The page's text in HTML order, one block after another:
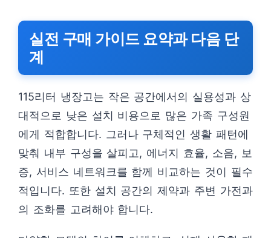
실전 구매 가이드 요약과 다음 단
계
115리터 냉장고는 작은 공간에서의 실용성과 상
대적으로 낮은 설치 비용으로 많은 가족 구성원
에게 적합합니다. 그러나 구체적인 생활 패턴에
맞춰 내부 구성을 살피고, 에너지 효율, 소음, 보
증, 서비스 네트워크를 함께 비교하는 것이 필수
적입니다. 또한 설치 공간의 제약과 주변 가전과
의 조화를 고려해야 합니다.